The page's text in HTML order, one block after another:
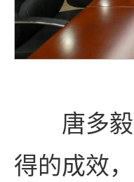
唐多
得的成效